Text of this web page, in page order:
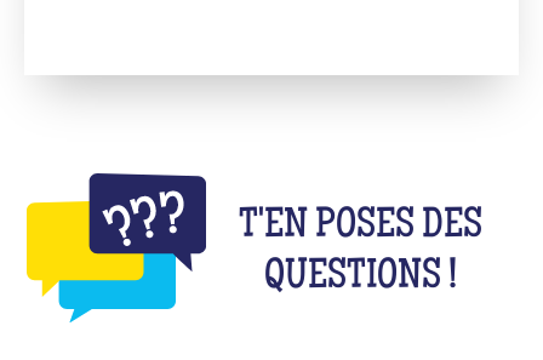
T'EN POSES DES
QUESTIONS !